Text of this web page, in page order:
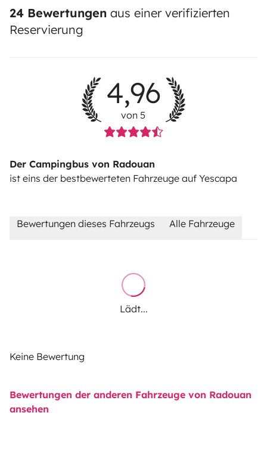
24 Bewertungen aus einer verifizierten
Reservierung
4,96
von 5
Der Campingbus von Radouan
ist eins der bestbewerteten Fahrzeuge auf Yescapa
Bewertungen dieses Fahrzeugs Alle Fahrzeuge
Lädt...
Keine Bewertung
Bewertungen der anderen Fahrzeuge von Radouan
ansehen